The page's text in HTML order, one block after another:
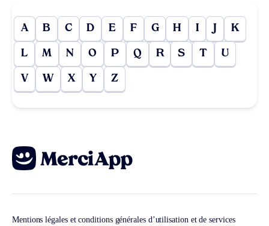
A B C D E F G H I J K
L M N O P Q R S T U
V W X Y Z
Mentions légales et conditions générales d’utilisation et de services